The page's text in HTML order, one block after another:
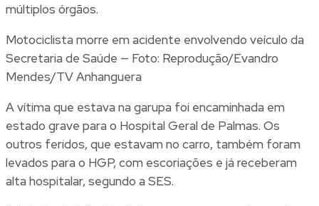
múltiplos órgãos.
Motociclista morre em acidente envolvendo veículo da
Secretaria de Saúde — Foto: Reprodução/Evandro
Mendes/TV Anhanguera
A vítima que estava na garupa foi encaminhada em
estado grave para o Hospital Geral de Palmas. Os
outros feridos, que estavam no carro, também foram
levados para o HGP, com escoriações e já receberam
alta hospitalar, segundo a SES.